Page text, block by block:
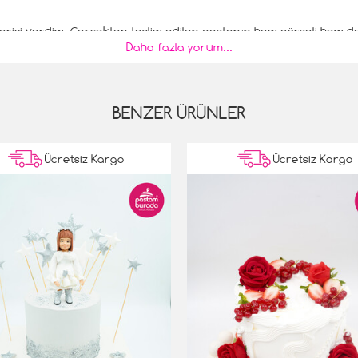
verdim. Gerçekten teslim edilen pastanın hem görseli hem
tereddüt etmedik. Çünkü daha önceden de sipariş vermiştik.
siparişlerinin adresi Paastamburada
Daha fazla yorum...
BENZER ÜRÜNLER
Ücretsiz Kargo Ücretsiz Kargo